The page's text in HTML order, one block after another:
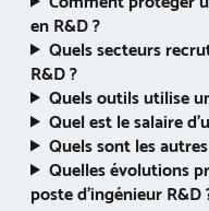
en R&D ?
Quels secteurs
R&D ?
Quels outils utilise
Quel est le salaire
Quels sont les
Quelles évolutions
poste d’ingénieur R&D